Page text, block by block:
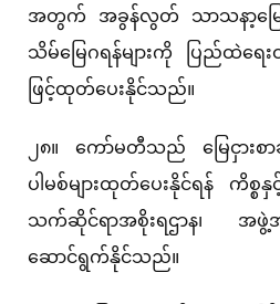
အတွက် အခွန်လွတ် သာသနာ့မြေ
သိမ်မြေဂရန်များကို ပြည်ထဲရေး
ဖြင့်ထုတ်ပေးနိုင်သည်။
၂၈။ ကော်မတီသည် မြေငှားစာခ
ပါမစ်များထုတ်ပေးနိုင်ရန် ကိစ္
သက်ဆိုင်ရာအစိုးရဌာန၊ အဖွဲ့
ဆောင်ရွက်နိုင်သည်။